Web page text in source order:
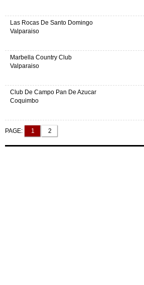
Las Rocas De Santo Domingo
Valparaiso
Marbella Country Club
Valparaiso
Club De Campo Pan De Azucar
Coquimbo
PAGE: 1 2